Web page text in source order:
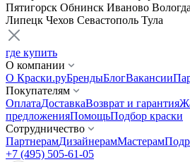
Пятигорск Обнинск Иваново Вологда
Липецк Чехов Севастополь Тула
где купить
О компании
О Краски.руБрендыБлогВакансии
Покупателям
ОплатаДоставкаВозврат и гарантия
предложенияПомощьПодбор краски
Сотрудничество
ПартнерамДизайнерамМастерам
+7 (495) 505-61-05